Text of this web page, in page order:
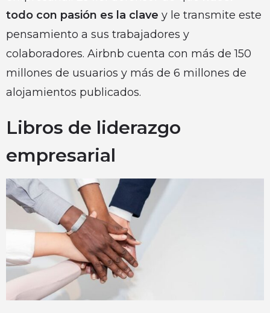
todo con pasión es la clave y le transmite este
pensamiento a sus trabajadores y
colaboradores. Airbnb cuenta con más de 150
millones de usuarios y más de 6 millones de
alojamientos publicados.
Libros de liderazgo
empresarial